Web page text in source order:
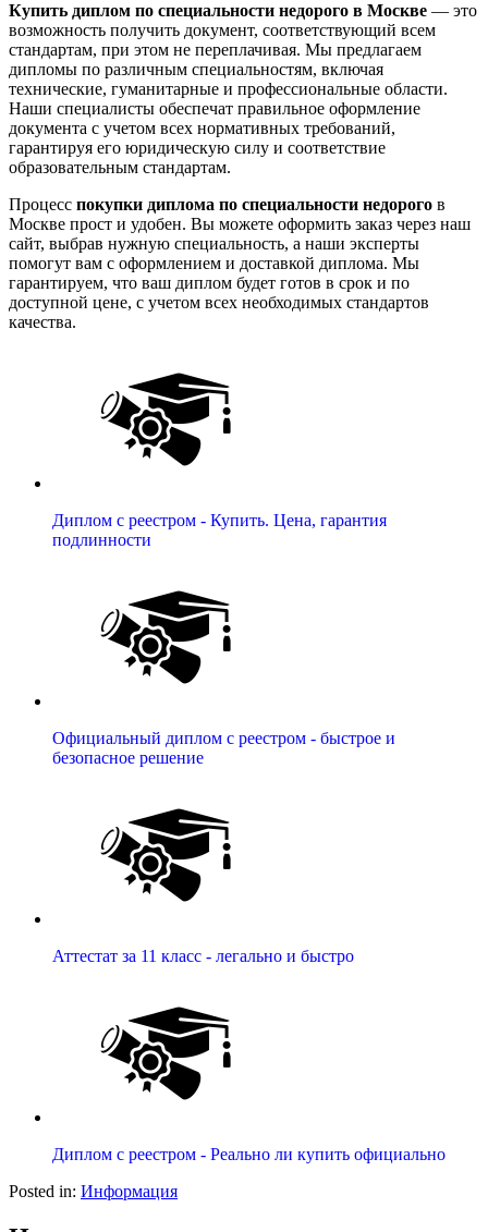
Купить диплом по специальности недорого в Москве — это
возможность получить документ, соответствующий всем
стандартам, при этом не переплачивая. Мы предлагаем
дипломы по различным специальностям, включая
технические, гуманитарные и профессиональные области.
Наши специалисты обеспечат правильное оформление
документа с учетом всех нормативных требований,
гарантируя его юридическую силу и соответствие
образовательным стандартам.
Процесс покупки диплома по специальности недорого в
Москве прост и удобен. Вы можете оформить заказ через наш
сайт, выбрав нужную специальность, а наши эксперты
помогут вам с оформлением и доставкой диплома. Мы
гарантируем, что ваш диплом будет готов в срок и по
доступной цене, с учетом всех необходимых стандартов
качества.
Диплом с реестром - Купить. Цена, гарантия
подлинности
Официальный диплом с реестром - быстрое и
безопасное решение
Аттестат за 11 класс - легально и быстро
Диплом с реестром - Реально ли купить официально
Posted in: Информация